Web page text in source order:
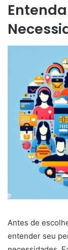
Antes de
entender seu